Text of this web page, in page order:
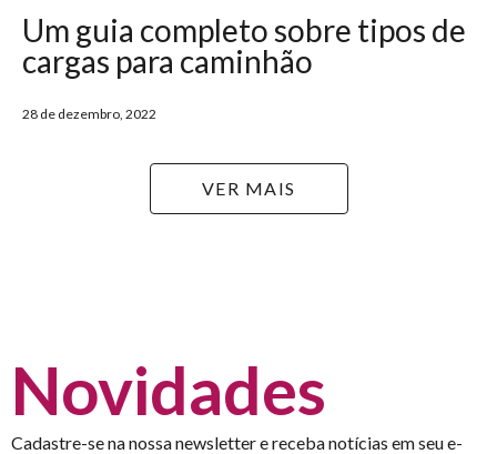
Um guia completo sobre tipos de
cargas para caminhão
28 de dezembro, 2022
VER MAIS
Novidades
Cadastre-se na nossa newsletter e receba notícias em seu e-